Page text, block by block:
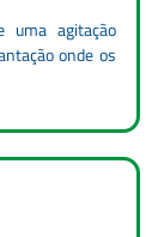
uma agitação
onde os